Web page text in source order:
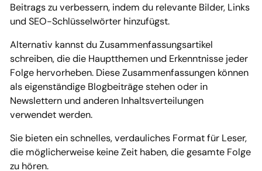
Beitrags zu verbessern, indem du relevante Bilder, Links
und SEO-Schlüsselwörter hinzufügst.
Alternativ kannst du Zusammenfassungsartikel
schreiben, die die Hauptthemen und Erkenntnisse jeder
Folge hervorheben. Diese Zusammenfassungen können
als eigenständige Blogbeiträge stehen oder in
Newslettern und anderen Inhaltsverteilungen
verwendet werden.
Sie bieten ein schnelles, verdauliches Format für Leser,
die möglicherweise keine Zeit haben, die gesamte Folge
zu hören.